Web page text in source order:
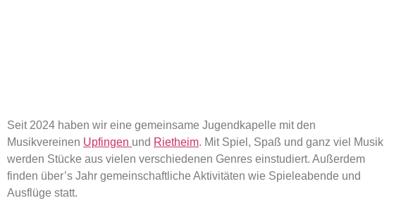
Seit 2024 haben wir eine gemeinsame Jugendkapelle mit den
Musikvereinen Upfingen und Rietheim. Mit Spiel, Spaß und ganz viel Musik
werden Stücke aus vielen verschiedenen Genres einstudiert. Außerdem
finden über’s Jahr gemeinschaftliche Aktivitäten wie Spieleabende und
Ausflüge statt.